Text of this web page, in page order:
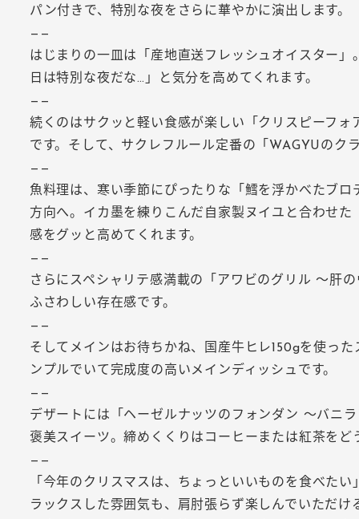
パン付きで、特別な夜をさらに華やかに演出します。
——
はじまりの一皿は「産地直送フレッシュオイスター
日は特別な夜だな…」と気分を高めてくれます。
——
続くのはサクッと軽い食感が楽しい「クリスピーフ
です。そして、サクレフルール定番の「WAGYUのク
——
魚料理は、寒い季節にぴったりな「鱈を浮かべたブ
方向へ。イカ墨を練りこんだ自家製ヌイユと合わせ
感をグッと高めてくれます。
——
さらにスペシャリテ感満載の「アワビのグリル ～肝
ふさわしい存在感です。
——
そしてメインはお待ちかね、国産牛ヒレ150gを使っ
ンプルでいて完成度の高いメインディッシュです。
——
デザートには「ヘーゼルナッツのフォンダン ～バニ
褒美スイーツ。締めくくりはコーヒーまたは紅茶を
——
「今年のクリスマスは、ちょっといいものを食べた
ラックスした雰囲気も、肩肘張らず楽しんでいただ